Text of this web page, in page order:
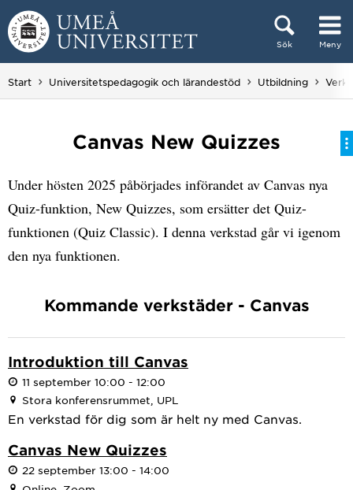
Hoppa direkt till innehållet
Sök Meny
Huvudmenyn dold.
Start Universitetspedagogik och lärandestöd Utbildning
Canvas New Quizzes
Under hösten 2025 påbörjades införandet av Canvas nya
Quiz-funktion, New Quizzes, som ersätter det Quiz-
funktionen (Quiz Classic). I denna verkstad går vi igenom
den nya funktionen.
Kommande verkstäder - Canvas
Introduktion till Canvas
11 september 10:00 - 12:00
Stora konferensrummet, UPL
En verkstad för dig som är helt ny med Canvas.
Canvas New Quizzes
22 september 13:00 - 14:00